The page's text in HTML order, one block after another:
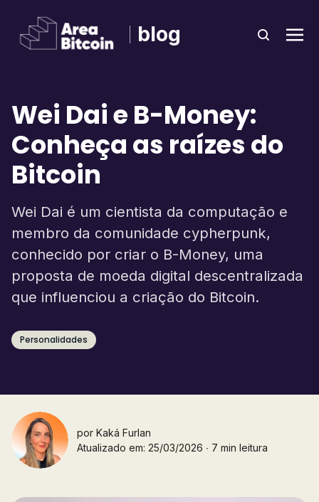
blog
Wei Dai e B-Money:
Conheça as raízes do
Bitcoin
Wei Dai é um cientista da computação e
membro da comunidade cypherpunk,
conhecido por criar o B-Money, uma
proposta de moeda digital descentralizada
que influenciou a criação do Bitcoin.
Personalidades
por Kaká Furlan
Atualizado em: 25/03/2026 ∙ 7 min leitura